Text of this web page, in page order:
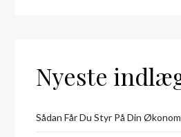
Nyeste
Sådan Får Du Styr På Din